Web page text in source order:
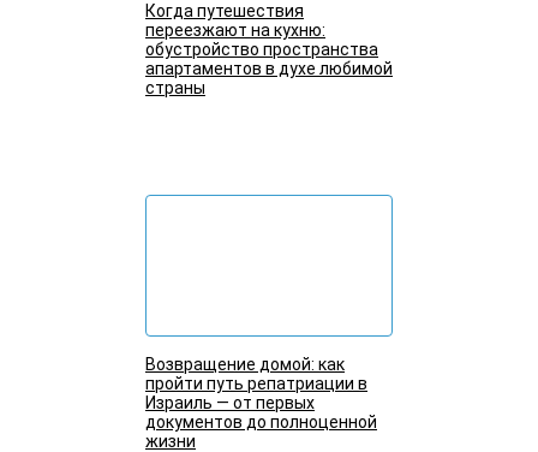
Когда путешествия
переезжают на кухню:
обустройство пространства
апартаментов в духе любимой
страны
Возвращение домой: как
пройти путь репатриации в
Израиль — от первых
документов до полноценной
жизни